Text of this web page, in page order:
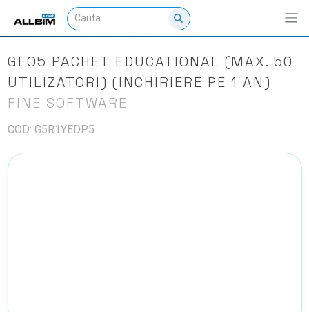
GEO5 PACHET EDUCATIONAL (MAX. 50
UTILIZATORI) (INCHIRIERE PE 1 AN)
FINE SOFTWARE
COD: G5R1YEDP5